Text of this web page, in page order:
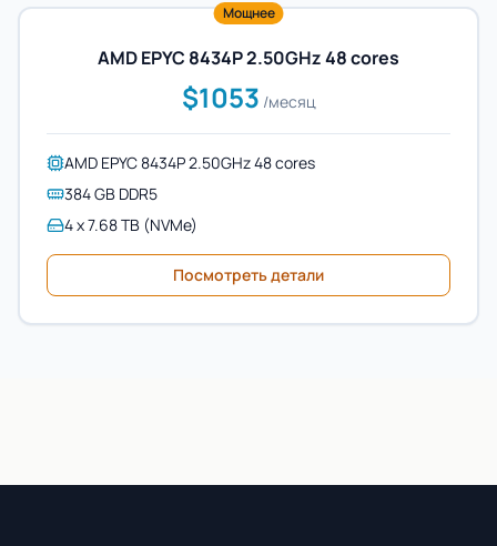
Мощнее
AMD EPYC 8434P 2.50GHz 48 cores
$1053 /месяц
AMD EPYC 8434P 2.50GHz 48 cores
384 GB DDR5
4 x 7.68 TB (NVMe)
Посмотреть детали